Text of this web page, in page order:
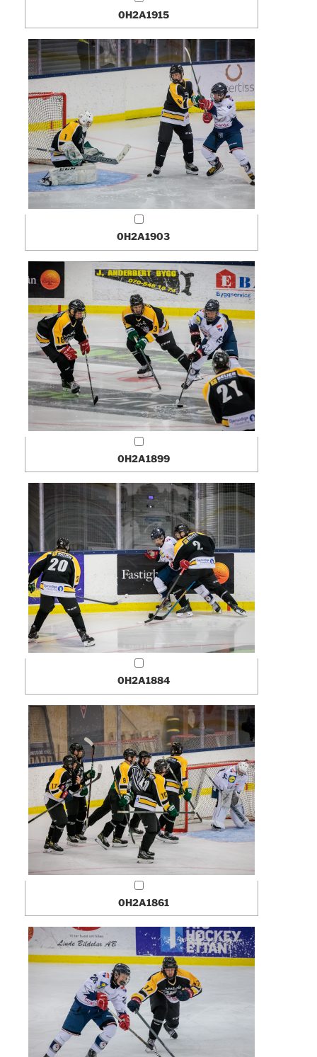
0H2A1915
0H2A1903
0H2A1899
0H2A1884
0H2A1861